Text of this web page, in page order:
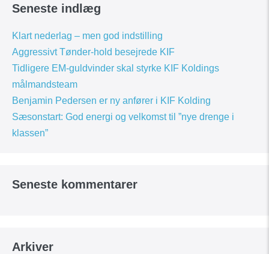
Seneste indlæg
Klart nederlag – men god indstilling
Aggressivt Tønder-hold besejrede KIF
Tidligere EM-guldvinder skal styrke KIF Koldings
målmandsteam
Benjamin Pedersen er ny anfører i KIF Kolding
Sæsonstart: God energi og velkomst til ”nye drenge i
klassen”
Seneste kommentarer
Arkiver